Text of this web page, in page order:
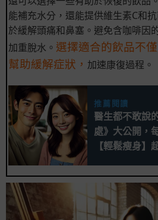
能補充水分，還能提供維生素C和
於緩解頭痛和鼻塞。避免含咖啡因
加重脫水。 選擇適合的飲品不
幫助緩解症狀， 加速康復過程。
推薦閱讀
醫生都不敢說
處》大公開，
【輕鬆瘦身】